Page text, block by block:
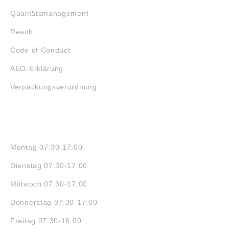
Qualitätsmanagement
Reach
Code of Conduct
AEO-Erklärung
Verpackungsverordnung
Montag 07:30-17:00
Dienstag 07:30-17:00
Mittwoch 07:30-17:00
Donnerstag 07:30-17:00
Freitag 07:30-16:00